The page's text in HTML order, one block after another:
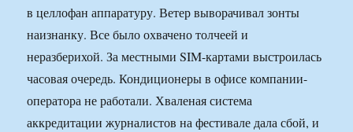
в целлофан аппаратуру. Ветер выворачивал зонты
наизнанку. Все было охвачено толчеей и
неразберихой. За местными SIM-картами выстроилась
часовая очередь. Кондиционеры в офисе компании-
оператора не работали. Хваленая система
аккредитации журналистов на фестивале дала сбой, и